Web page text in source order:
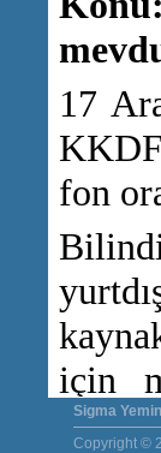
Sigma
Copyright ©